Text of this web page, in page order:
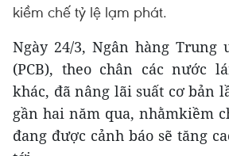
kiềm chế tỷ lệ lạm phát.
Ngày 24/3, Ngân hàng Trung
(PCB), theo chân các nước
khác, đã nâng lãi suất cơ bản
gần hai năm qua, nhằmkiềm
đang được cảnh báo sẽ tăng